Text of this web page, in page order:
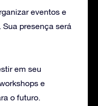
eventos e
presença será
em seu
e
o futuro.